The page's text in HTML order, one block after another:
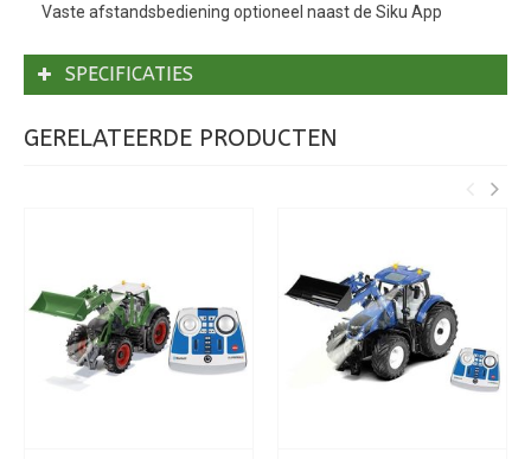
Vaste afstandsbediening optioneel naast de Siku App
SPECIFICATIES
GERELATEERDE PRODUCTEN